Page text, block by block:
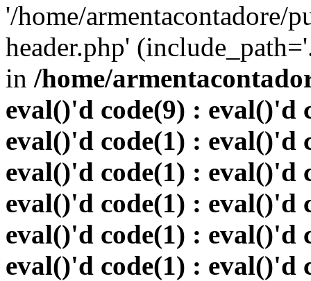
'/home/armentacontadore/
header.php'
in /home/
eval()'d code(9) : eval()'d
eval()'d code(1) : eval()'d
eval()'d code(1) : eval()'d
eval()'d code(1) : eval()'d
eval()'d code(1) : eval()'d
eval()'d code(1) : eval()'d